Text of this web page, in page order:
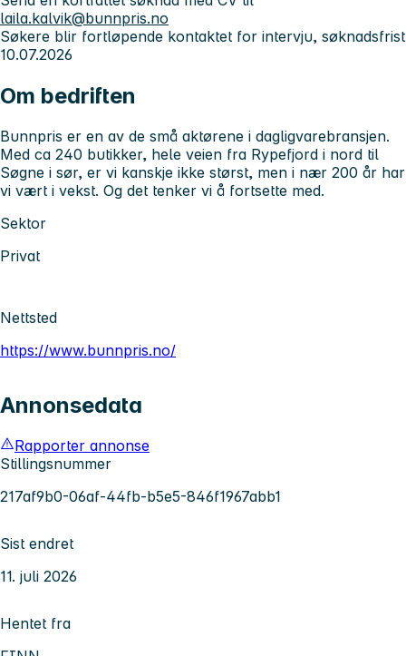
laila.kalvik@bunnpris.no
Søkere blir fortløpende kontaktet for intervju, søknadsfrist
10.07.2026
Om bedriften
Bunnpris er en av de små aktørene i dagligvarebransjen.
Med ca 240 butikker, hele veien fra Rypefjord i nord til
Søgne i sør, er vi kanskje ikke størst, men i nær 200 år har
vi vært i vekst. Og det tenker vi å fortsette med.
Sektor
Privat
Nettsted
https://www.bunnpris.no/
Annonsedata
Rapporter annonse
Stillingsnummer
217af9b0-06af-44fb-b5e5-846f1967abb1
Sist endret
11. juli 2026
Hentet fra